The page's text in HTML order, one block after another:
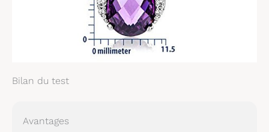
Bilan du test
Avantages